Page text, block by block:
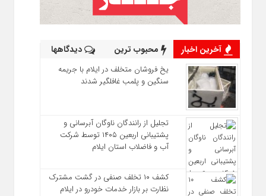
آخرین اخبار محبوب ترین دیدگاهها
یخ‌ فروشان متخلف در ایلام با جریمه
سنگین و پلمب غافلگیر شدند
تجلیل از رانندگان ناوگان آبرسانی و
پشتیبانی اربعین ۱۴۰۵ توسط شرکت
آب و فاضلاب استان ایلام
کشف ۱۰ تخلف صنفی در گشت مشترک
نظارت بر بازار خدمات خودرو در ایلام